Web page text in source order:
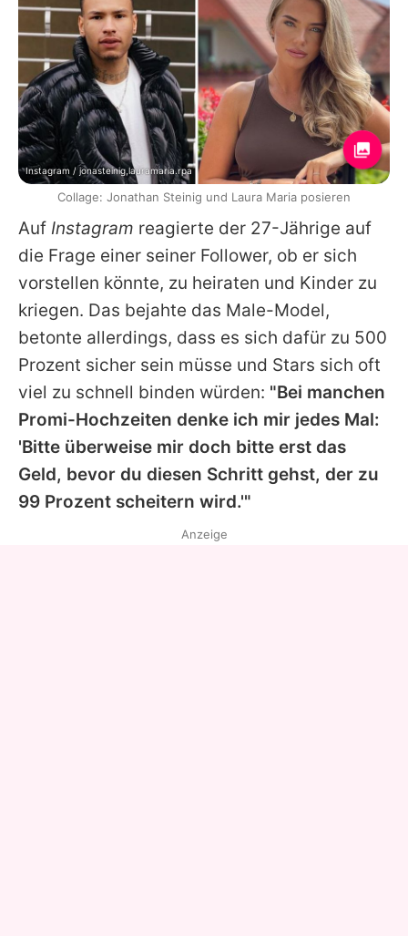
Auf Instagram reagierte der 27-Jährige auf
die Frage einer seiner Follower, ob er sich
vorstellen könnte, zu heiraten und Kinder zu
kriegen. Das bejahte das Male-Model,
betonte allerdings, dass es sich dafür zu 500
Prozent sicher sein müsse und Stars sich oft
viel zu schnell binden würden: "Bei manchen
Promi-Hochzeiten denke ich mir jedes Mal:
'Bitte überweise mir doch bitte erst das
Geld, bevor du diesen Schritt gehst, der zu
99 Prozent scheitern wird.'"
Instagram / jonasteinig,lauramaria.rpa
Collage: Jonathan Steinig und Laura Maria posieren
Anzeige